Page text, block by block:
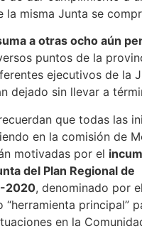
la misma Junta se
a otras ocho aún
puntos de la
ejecutivos de la
dejado sin llevar a
que todas las
en la comisión de
motivadas por el
del Plan Regional de
2020, denominado por
principal”
en la